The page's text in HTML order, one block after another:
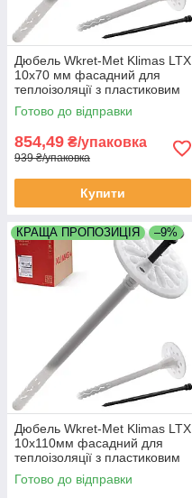
Дюбель Wkret-Met Klimas LTX
10х70 мм фасадний для
теплоізоляції з пластиковим
цвяхом упаковка 200 штук
Готово до відправки
854,49 ₴/упаковка
939 ₴/упаковка
Купити
КРАЩА ПРОПОЗИЦІЯ –9%
Дюбель Wkret-Met Klimas LTX
10х110мм фасадний для
теплоізоляції з пластиковим
цвяхом упаковка 200 штук
Готово до відправки